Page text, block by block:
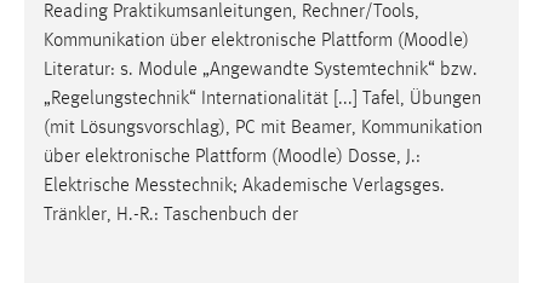
Reading Praktikumsanleitungen, Rechner/Tools,
Kommunikation über elektronische Plattform (Moodle)
Literatur: s. Module „Angewandte Systemtechnik“ bzw.
„Regelungstechnik“ Internationalität [...] Tafel, Übungen
(mit Lösungsvorschlag), PC mit Beamer, Kommunikation
über elektronische Plattform (Moodle) Dosse, J.:
Elektrische Messtechnik; Akademische Verlagsges.
Tränkler, H.-R.: Taschenbuch der